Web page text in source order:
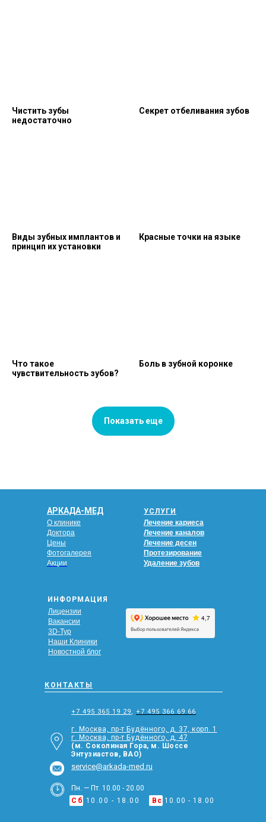
Чистить зубы
недостаточно
Секрет отбеливания зубов
Виды зубных имплантов и
принцип их установки
Красные точки на языке
Что такое
чувствительность зубов?
Боль в зубной коронке
Показать еще
О клинике
Доктора
Цены
Фотогалерея
Акции
УСЛУГИ
Лечение кариеса
Лечение каналов
Лечение десен
Протезирование
Удаление зубов
ИНФОРМАЦИЯ
Лицензии
Вакансии
3D-Тур
Наши Клиники
Новостной блог
КОНТАКТЫ
+7 495 365 19 29, +7 495 366 69 66
г. Москва, пр-т Будённого, д. 37, корп. 1
г. Москва, пр-т Будённого, д, 47
(м. Соколиная Гора, м. Шоссе
Энтузиастов, ВАО)
service@arkada-med.ru
АРКАДА-МЕД
Пн. — Пт. 10.00 - 20.00
Сб 10.00 - 18.00 Вс 10.00 - 18.00